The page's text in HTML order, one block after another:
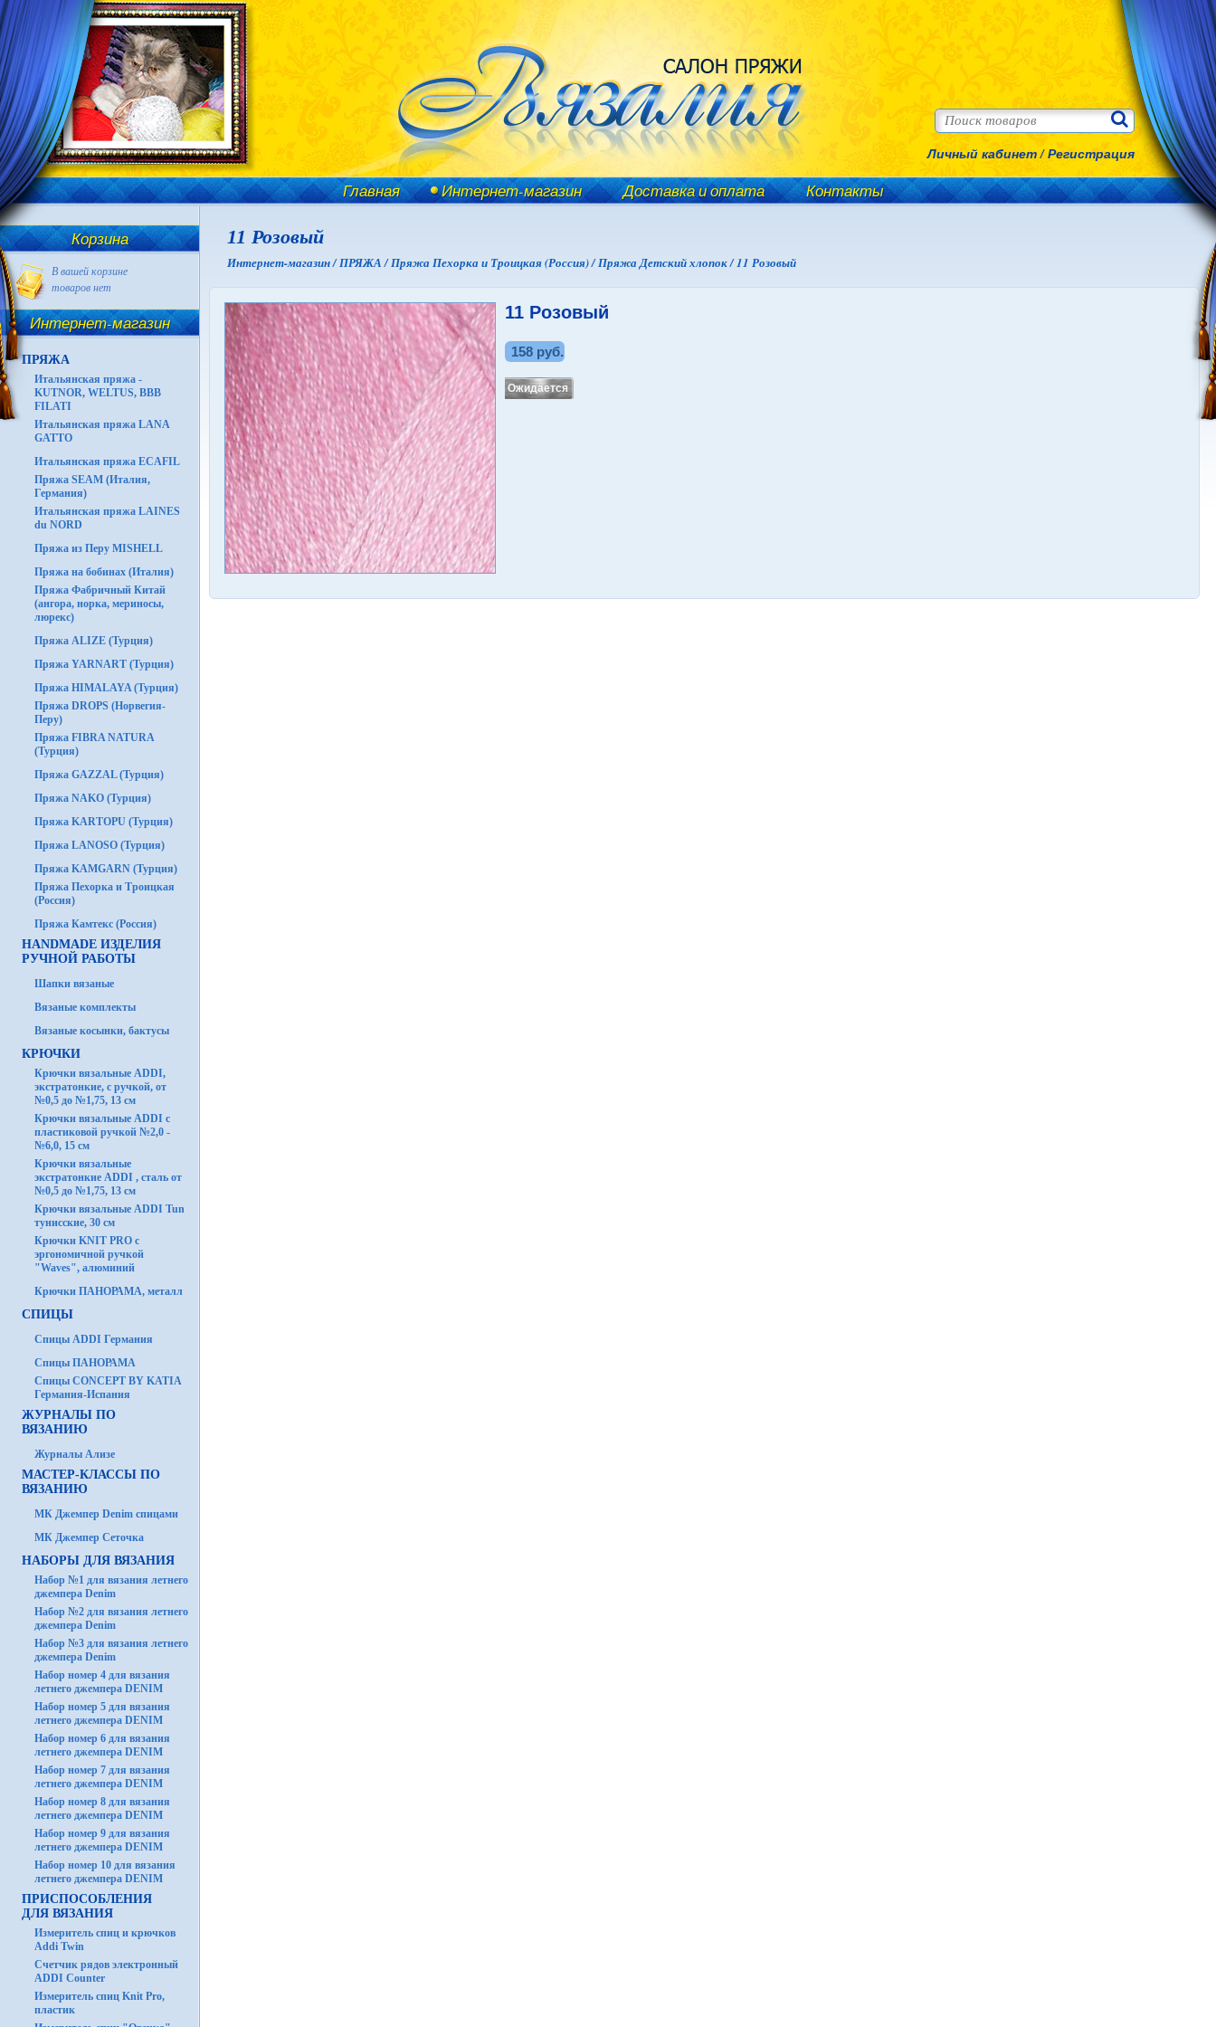
Личный кабинет/Регистрация
Главная Интернет-магазин Доставка и оплата Контакты
Корзина
В вашей корзине
товаров нет
Интернет-магазин
ПРЯЖА
Итальянская пряжа -
KUTNOR, WELTUS, BBB
FILATI
Итальянская пряжа LANA
GATTO
Итальянская пряжа ECAFIL
Пряжа SEAM (Италия,
Германия)
Итальянская пряжа LAINES
du NORD
Пряжа из Перу MISHELL
Пряжа на бобинах (Италия)
Пряжа Фабричный Китай
(ангора, норка, мериносы,
люрекс)
Пряжа ALIZE (Турция)
Пряжа YARNART (Турция)
Пряжа HIMALAYA (Турция)
Пряжа DROPS (Норвегия-
Перу)
Пряжа FIBRA NATURA
(Турция)
Пряжа GAZZAL (Турция)
Пряжа NAKO (Турция)
Пряжа KARTOPU (Турция)
Пряжа LANOSO (Турция)
Пряжа KAMGARN (Турция)
Пряжа Пехорка и Троицкая
(Россия)
Пряжа Камтекс (Россия)
HANDMADE ИЗДЕЛИЯ
РУЧНОЙ РАБОТЫ
Шапки вязаные
Вязаные комплекты
Вязаные косынки, бактусы
КРЮЧКИ
Крючки вязальные ADDI,
экстратонкие, с ручкой, от
№0,5 до №1,75, 13 см
Крючки вязальные ADDI с
пластиковой ручкой №2,0 -
№6,0, 15 см
Крючки вязальные
экстратонкие ADDI , сталь от
№0,5 до №1,75, 13 см
Крючки вязальные ADDI Tun
тунисские, 30 см
Крючки KNIT PRO с
эргономичной ручкой
"Waves", алюминий
Крючки ПАНОРАМА, металл
СПИЦЫ
Спицы ADDI Германия
Спицы ПАНОРАМА
Спицы CONCEPT BY KATIA
Германия-Испания
ЖУРНАЛЫ ПО
ВЯЗАНИЮ
Журналы Ализе
МАСТЕР-КЛАССЫ ПО
ВЯЗАНИЮ
МК Джемпер Denim спицами
МК Джемпер Сеточка
НАБОРЫ ДЛЯ ВЯЗАНИЯ
Набор №1 для вязания летнего
джемпера Denim
Набор №2 для вязания летнего
джемпера Denim
Набор №3 для вязания летнего
джемпера Denim
Набор номер 4 для вязания
летнего джемпера DENIM
Набор номер 5 для вязания
летнего джемпера DENIM
Набор номер 6 для вязания
летнего джемпера DENIM
Набор номер 7 для вязания
летнего джемпера DENIM
Набор номер 8 для вязания
летнего джемпера DENIM
Набор номер 9 для вязания
летнего джемпера DENIM
Набор номер 10 для вязания
летнего джемпера DENIM
ПРИСПОСОБЛЕНИЯ
ДЛЯ ВЯЗАНИЯ
Измеритель спиц и крючков
Addi Twin
Счетчик рядов электронный
ADDI Counter
Измеритель спиц Knit Pro,
пластик
11 Розовый
Интернет-магазин /ПРЯЖА /Пряжа Пехорка и Троицкая (Россия) /Пряжа Детский хлопок /11 Розовый
11 Розовый
158 руб.
Ожидается